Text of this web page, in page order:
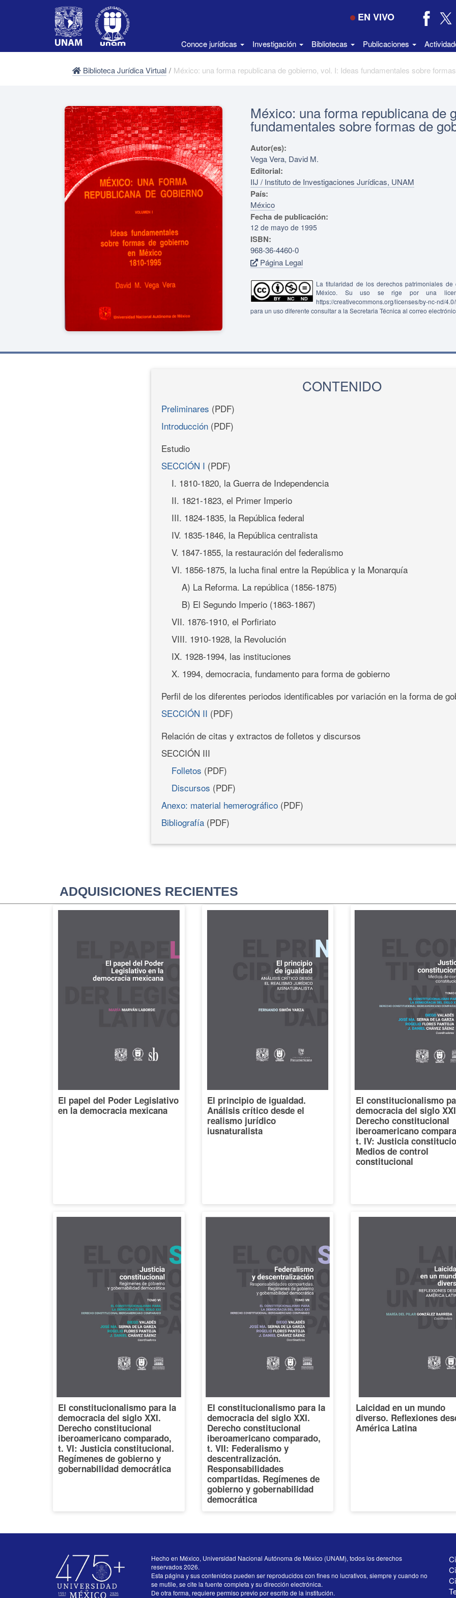
EN VIVO
Conoce jurídicas Investigación Bibliotecas Publicaciones
Biblioteca Jurídica Virtual /
México: una forma republicana de
fundamentales sobre formas de
Autor(es):
Vega Vera, David M.
Editorial:
IIJ / Instituto de Investigaciones Jurídicas, UNAM
País:
México
Fecha de publicación:
12 de mayo de 1995
ISBN:
968-36-4460-0
Página Legal
La titularidad de los derechos patrimoniales
México. Su uso se rige por una
https://creativecommons.org/licenses/by-nc-nd/
para un uso diferente consultar a la Secretaria Técnica al correo
CONTENIDO
Preliminares (PDF)
Introducción (PDF)
Estudio
SECCIÓN I (PDF)
I. 1810-1820, la Guerra de Independencia
II. 1821-1823, el Primer Imperio
III. 1824-1835, la República federal
IV. 1835-1846, la República centralista
V. 1847-1855, la restauración del federalismo
VI. 1856-1875, la lucha final entre la República y la Monarquía
A) La Reforma. La república (1856-1875)
B) El Segundo Imperio (1863-1867)
VII. 1876-1910, el Porfiriato
VIII. 1910-1928, la Revolución
IX. 1928-1994, las instituciones
X. 1994, democracia, fundamento para forma de gobierno
Perfil de los diferentes periodos identificables por variación en la forma de
SECCIÓN II (PDF)
Relación de citas y extractos de folletos y discursos
SECCIÓN III
Folletos (PDF)
Discursos (PDF)
Anexo: material hemerográfico (PDF)
Bibliografía (PDF)
ADQUISICIONES RECIENTES
El papel del Poder Legislativo
en la democracia mexicana
El principio de igualdad.
Análisis crítico desde el
realismo jurídico
iusnaturalista
El constitucionalismo
democracia del siglo
Derecho constitucional
iberoamericano
t. IV: Justicia
Medios de control
constitucional
El constitucionalismo para la
democracia del siglo XXI.
Derecho constitucional
iberoamericano comparado,
t. VI: Justicia constitucional.
Regímenes de gobierno y
gobernabilidad democrática
El constitucionalismo para la
democracia del siglo XXI.
Derecho constitucional
iberoamericano comparado,
t. VII: Federalismo y
descentralización.
Responsabilidades
compartidas. Regímenes de
gobierno y gobernabilidad
democrática
Laicidad en un mundo
diverso. Reflexiones
América Latina
Hecho en México, Universidad Nacional Autónoma de México (UNAM), todos los derechos
reservados 2026.
Esta página y sus contenidos pueden ser reproducidos con fines no lucrativos, siempre y cuando no
se mutile, se cite la fuente completa y su dirección electrónica.
De otra forma, requiere permiso previo por escrito de la institución.